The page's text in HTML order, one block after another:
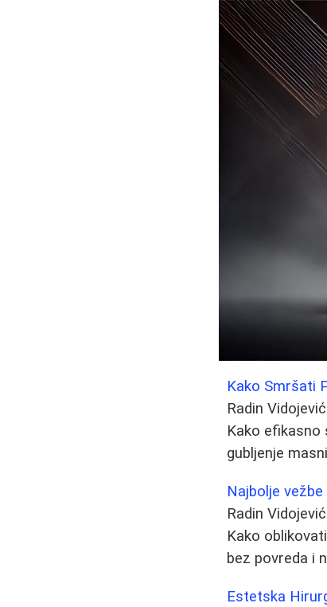
Kako Smršati
Radin Vidojević
Kako efikasno
gubljenje
Najbolje
Radin Vidojević
Kako
bez povreda i
Estetska